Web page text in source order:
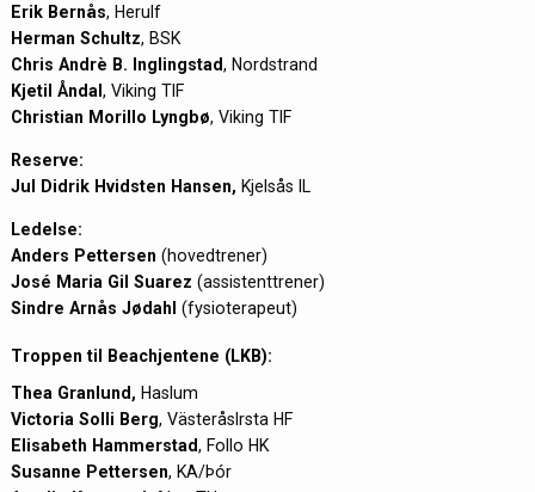
Erik Bernås, Herulf
Herman Schultz, BSK
Chris Andrè B. Inglingstad, Nordstrand
Kjetil Åndal , Viking TIF
Christian Morillo Lyngbø, Viking TIF
Reserve:
Jul Didrik Hvidsten Hansen, Kjelsås IL
Ledelse:
Anders Pettersen (hovedtrener)
José Maria Gil Suarez (assistenttrener)
Sindre Arnås Jødahl (fysioterapeut)
Troppen til Beachjentene (LKB):
Thea Granlund, Haslum
Victoria Solli Berg, VästeråsIrsta HF
Elisabeth Hammerstad, Follo HK
Susanne Pettersen, KA/Þór